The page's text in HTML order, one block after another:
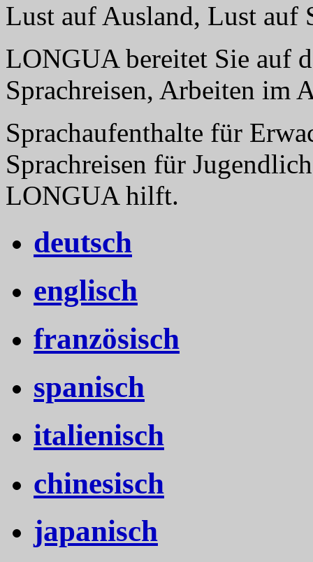
Lust auf Ausland, Lust auf
LONGUA bereitet Sie auf
Sprachreisen, Arbeiten im
Sprachaufenthalte für
Sprachreisen für
LONGUA hilft.
deutsch
englisch
französisch
spanisch
italienisch
chinesisch
japanisch